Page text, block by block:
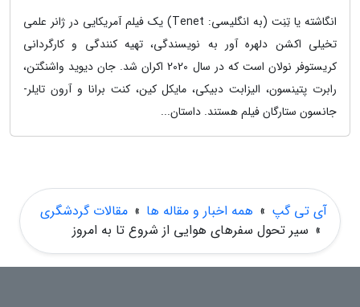
انگاشته یا تِنِت (به انگلیسی: Tenet) یک فیلم آمریکایی در ژانر علمی
تخیلی اکشن دلهره آور به نویسندگی، تهیه کنندگی و کارگردانی
کریستوفر نولان است که در سال 2020 اکران شد. جان دیوید واشنگتن،
رابرت پتینسون، الیزابت دبیکی، مایکل کین، کنت برانا و آرون تایلر-
جانسون ستارگان فیلم هستند. داستان...
آی تی گپ » همه اخبار و مقاله ها » مقالات گردشگری
» سیر تحول سفرهای هوایی از شروع تا به امروز